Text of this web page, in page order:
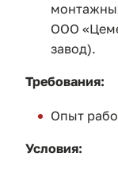
OОО
завод).
Требования:
Опыт
Условия: